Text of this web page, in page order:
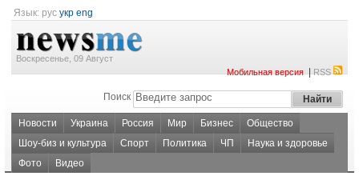
Язык: рус укр eng
Воскресенье, 09 Август
Мобильная версия|RSS
Поиск
Новости Украина Россия Мир Бизнес
Общество
Шоу-биз и культура
Спорт Политика ЧП
Наука и здоровье
Фото
Видео